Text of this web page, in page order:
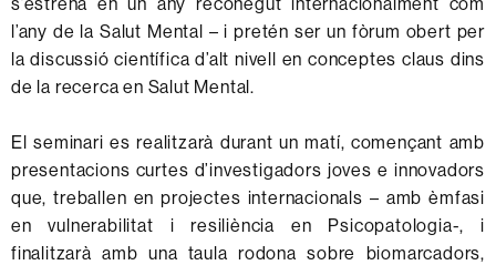
l’any de la Salut Mental – i pretén ser un fòrum obert per
la discussió científica d’alt nivell en conceptes claus dins
de la recerca en Salut Mental.
El seminari es realitzarà durant un matí, començant amb
presentacions curtes d’investigadors joves e innovadors
que, treballen en projectes internacionals – amb èmfasi
en vulnerabilitat i resiliència en Psicopatologia-, i
finalitzarà amb una taula rodona sobre biomarcadors,